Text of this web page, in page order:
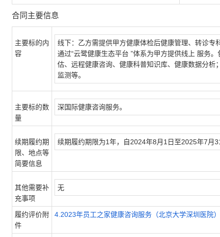
合同主要信息
主要标的内
容
线下：乙方需提供甲方健康体检后健康管理、转诊
通过“云鹭健康生态平台 ”体系为甲方提供线上 服务
估、远程健康咨询、健康科普知识库、健康数据分
监测等。
主要标的数
量
深国际健康咨询服务。
续期履约期
限、地点等
简要信息
续期履约期限为1年，自2024年8月1日至2025年7月
其他需要补
充事项
无
履约评价附
件
4.2023年员工之家健康咨询服务（北京大学深圳医院